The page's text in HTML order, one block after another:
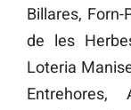
Billares,
de les
Loteria
Entrehores,